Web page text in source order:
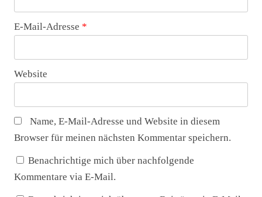
E-Mail-Adresse *
Website
Name, E-Mail-Adresse und Website in diesem
Browser für meinen nächsten Kommentar speichern.
Benachrichtige mich über nachfolgende
Kommentare via E-Mail.